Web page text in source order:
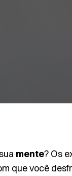
mente? Os
que você